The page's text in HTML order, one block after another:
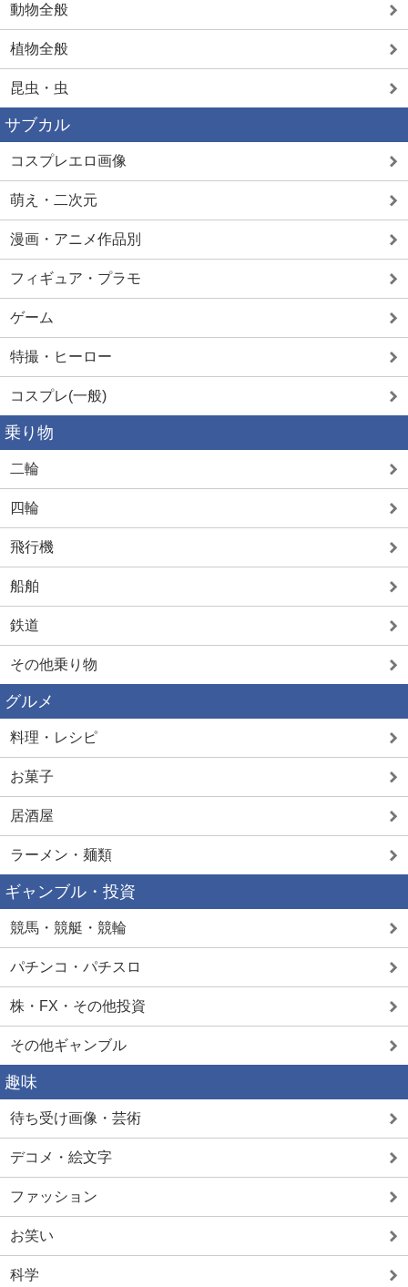
動物全般
植物全般
昆虫・虫
サブカル
コスプレエロ画像
萌え・二次元
漫画・アニメ作品別
フィギュア・プラモ
ゲーム
特撮・ヒーロー
コスプレ(一般)
乗り物
二輪
四輪
飛行機
船舶
鉄道
その他乗り物
グルメ
料理・レシピ
お菓子
居酒屋
ラーメン・麺類
ギャンブル・投資
競馬・競艇・競輪
パチンコ・パチスロ
株・FX・その他投資
その他ギャンブル
趣味
待ち受け画像・芸術
デコメ・絵文字
ファッション
お笑い
科学